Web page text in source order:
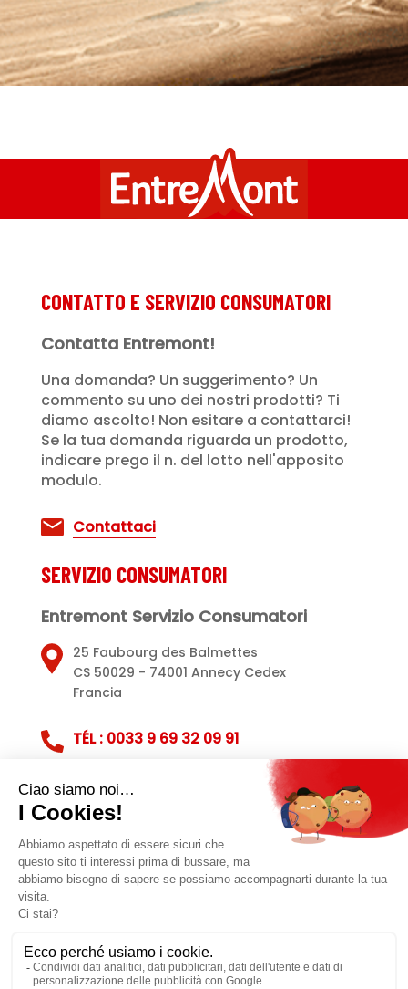
CONTATTO E SERVIZIO CONSUMATORI
Contatta Entremont!
Una domanda? Un suggerimento? Un
commento su uno dei nostri prodotti? Ti
diamo ascolto! Non esitare a contattarci!
Se la tua domanda riguarda un prodotto,
indicare prego il n. del lotto nell'apposito
modulo.
Contattaci
SERVIZIO CONSUMATORI
Entremont Servizio Consumatori
25 Faubourg des Balmettes
CS 50029 - 74001 Annecy Cedex
Francia
TÉL : 0033 9 69 32 09 91
Servizio clienti
Note legali Politica sulla privacy